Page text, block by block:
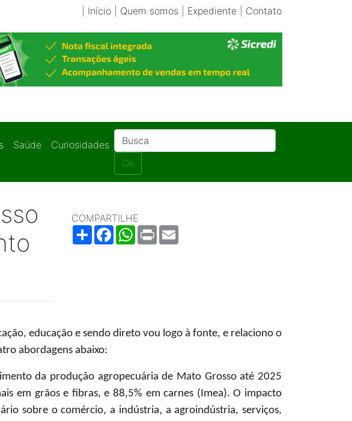
Início| Quem somos Expediente| Contato
Saúde
Curiosidades
Ok
COMPARTILHE
ShareFacebookWhatsApp
Print
educação e sendo direto vou logo à fonte, e relaciono o
abordagens abaixo:
da produção agropecuária de Mato Grosso até 2025
em grãos e fibras, e 88,5% em carnes (Imea). O impacto
sobre o comércio, a indústria, a agroindústria, serviços,